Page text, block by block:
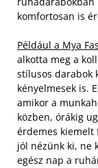
komfortosan is
Például a Mya
alkotta meg a
stílusos darabok
kényelmesek is.
amikor a
közben, órákig
érdemes kiemelt
jól nézünk ki, ne
egész nap a